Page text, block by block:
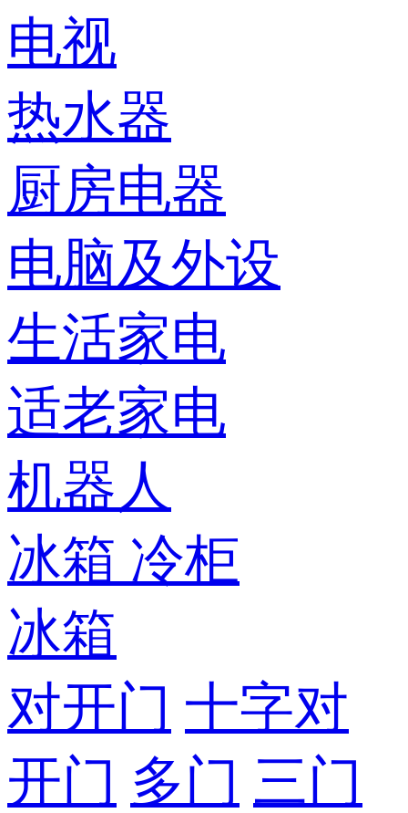
电视
热水器
厨房电器
电脑及外设
生活家电
适老家电
机器人
冰箱 冷柜
冰箱
对开门 十字对
开门 多门 三门